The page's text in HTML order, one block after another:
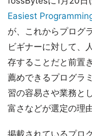
Easiest
が、これからプログ
ビギナーに対して、
存することだと前置
薦めできるプログラ
習の容易さや業務と
富さなどが選定の理
掲載されているプロ